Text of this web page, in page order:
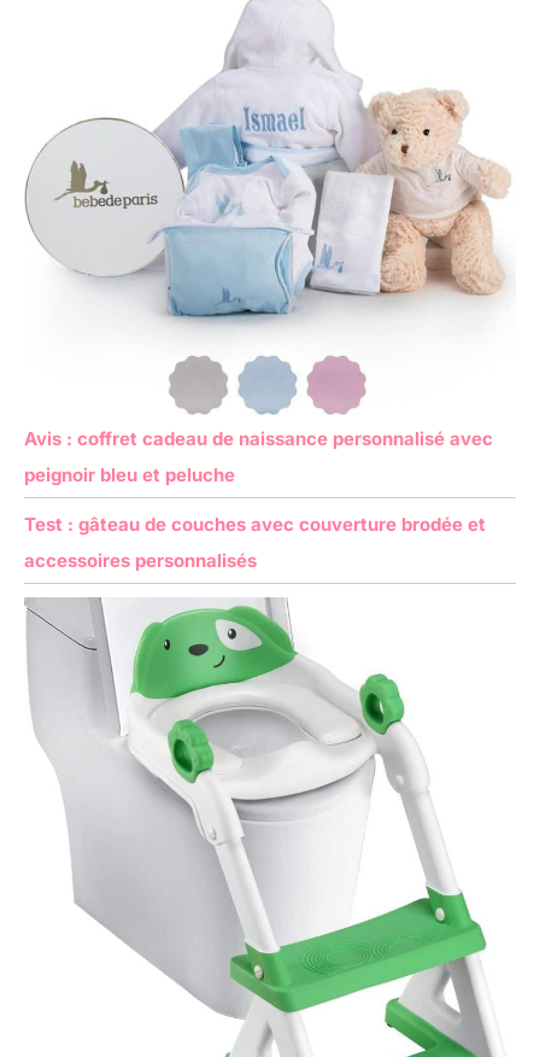
Avis : coffret cadeau de naissance personnalisé avec
peignoir bleu et peluche
Test : gâteau de couches avec couverture brodée et
accessoires personnalisés